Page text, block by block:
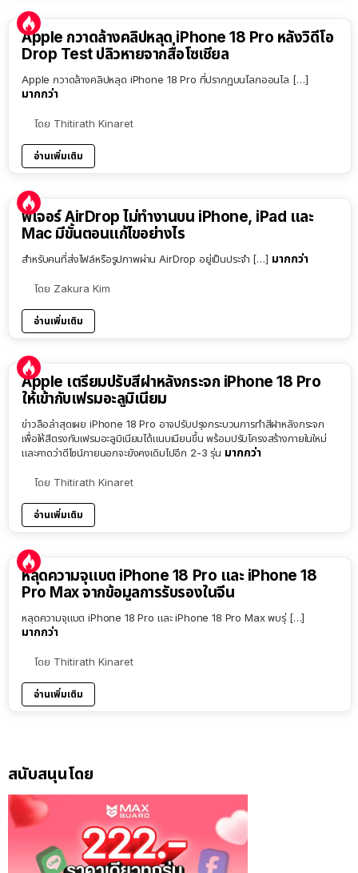
Apple กวาดล้างคลิปหลุด iPhone 18 Pro หลังวิดีโอ
Drop Test ปลิวหายจากสื่อโซเชียล
Apple กวาดล้างคลิปหลุด iPhone 18 Pro ที่ปรากฏบนโลกออนไล […]
มากกว่า
โดย Thitirath Kinaret
อ่านเพิ่มเติม
ฟีเจอร์ AirDrop ไม่ทำงานบน iPhone, iPad และ
Mac มีขั้นตอนแก้ไขอย่างไร
สำหรับคนที่ส่งไฟล์หรือรูปภาพผ่าน AirDrop อยู่เป็นประจำ […] มากกว่า
โดย Zakura Kim
อ่านเพิ่มเติม
Apple เตรียมปรับสีฝาหลังกระจก iPhone 18 Pro
ให้เข้ากับเฟรมอะลูมิเนียม
ข่าวลือล่าสุดเผย iPhone 18 Pro อาจปรับปรุงกระบวนการทำสีฝาหลังกระจก
เพื่อให้สีตรงกับเฟรมอะลูมิเนียมได้แนบเนียนขึ้น พร้อมปรับโครงสร้างภายในใหม่
และคาดว่าดีไซน์ภายนอกจะยังคงเดิมไปอีก 2-3 รุ่น มากกว่า
โดย Thitirath Kinaret
อ่านเพิ่มเติม
หลุดความจุแบต iPhone 18 Pro และ iPhone 18
Pro Max จากข้อมูลการรับรองในจีน
หลุดความจุแบต iPhone 18 Pro และ iPhone 18 Pro Max พบรุ่ […]
มากกว่า
โดย Thitirath Kinaret
อ่านเพิ่มเติม
สนับสนุนโดย